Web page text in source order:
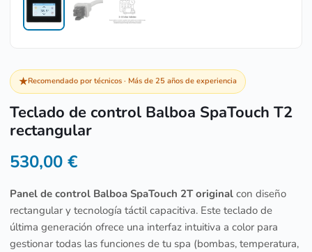
★Recomendado por técnicos · Más de 25 años de experiencia
Teclado de control Balboa SpaTouch T2
rectangular
530,00 €
Panel de control Balboa SpaTouch 2T original con diseño
rectangular y tecnología táctil capacitiva. Este teclado de
última generación ofrece una interfaz intuitiva a color para
gestionar todas las funciones de tu spa (bombas, temperatura,